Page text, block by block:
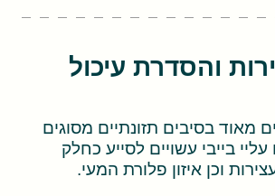
והסדרת עיכול
מאוד בסיבים תזונתיים מסוגים
בייבי עשויים לסייע כחלק
וכן איזון פלורת המעי.